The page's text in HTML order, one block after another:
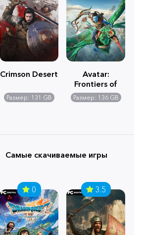
Crimson Desert
Размер: 131 GB
Avatar:
Frontiers of
Pandora
Размер: 136 GB
Самые скачиваемые игры
0 3.5